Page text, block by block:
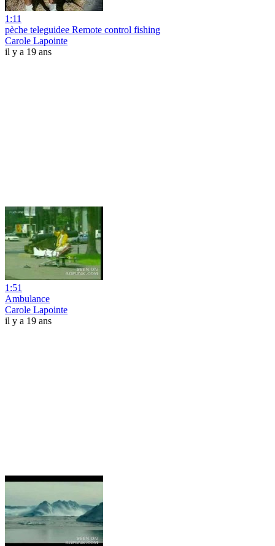
1:11
pèche teleguidee Remote control fishing
Carole Lapointe
il y a 19 ans
1:51
Ambulance
Carole Lapointe
il y a 19 ans